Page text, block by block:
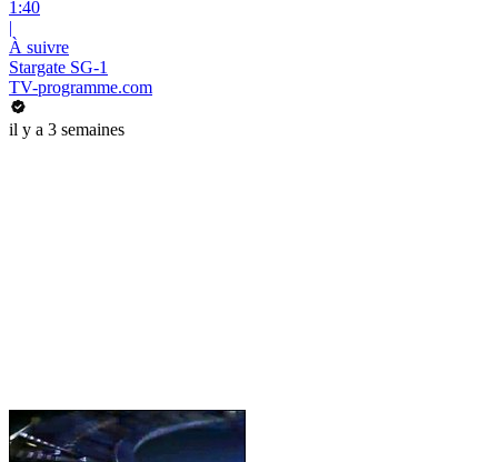
1:40
|
À suivre
Stargate SG-1
TV-programme.com
il y a 3 semaines